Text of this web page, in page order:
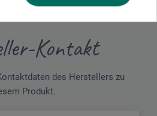
Kontakt
des Herstellers zu
Produkt.